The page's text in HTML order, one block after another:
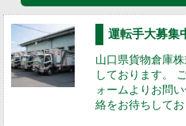
運転手大募集
山口県貨物倉庫
しております。
ォームよりお問
絡をお待ちしてお